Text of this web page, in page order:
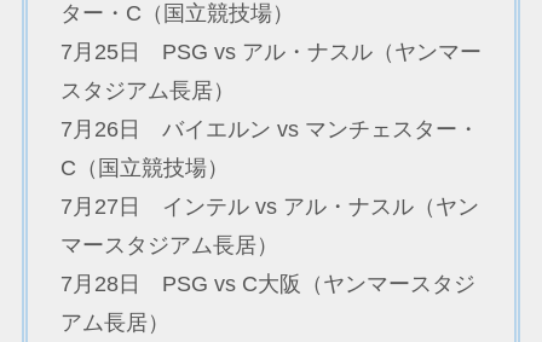
ター・C（国立競技場）
7月25日 PSG vs アル・ナスル（ヤンマー
スタジアム長居）
7月26日 バイエルン vs マンチェスター・
C（国立競技場）
7月27日 インテル vs アル・ナスル（ヤン
マースタジアム長居）
7月28日 PSG vs C大阪（ヤンマースタジ
アム長居）